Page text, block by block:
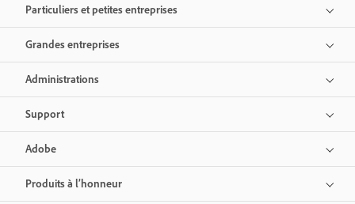
Particuliers et petites entreprises
Grandes entreprises
Administrations
Support
Adobe
Produits à l’honneur